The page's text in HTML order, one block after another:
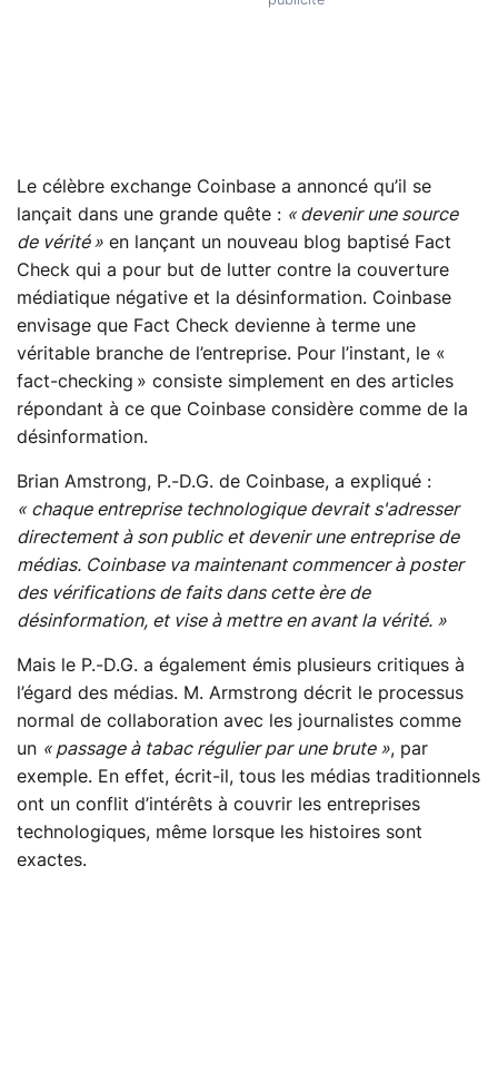
Le célèbre exchange Coinbase a annoncé qu’il se
lançait dans une grande quête : « devenir une source
de vérité » en lançant un nouveau blog baptisé Fact
Check qui a pour but de lutter contre la couverture
médiatique négative et la désinformation. Coinbase
envisage que Fact Check devienne à terme une
véritable branche de l’entreprise. Pour l’instant, le «
fact-checking » consiste simplement en des articles
répondant à ce que Coinbase considère comme de la
désinformation.
Brian Amstrong, P.-D.G. de Coinbase, a expliqué :
« chaque entreprise technologique devrait s'adresser
directement à son public et devenir une entreprise de
médias. Coinbase va maintenant commencer à poster
des vérifications de faits dans cette ère de
désinformation, et vise à mettre en avant la vérité. »
Mais le P.-D.G. a également émis plusieurs critiques à
l’égard des médias. M. Armstrong décrit le processus
normal de collaboration avec les journalistes comme
un « passage à tabac régulier par une brute », par
exemple. En effet, écrit-il, tous les médias traditionnels
ont un conflit d’intérêts à couvrir les entreprises
technologiques, même lorsque les histoires sont
exactes.